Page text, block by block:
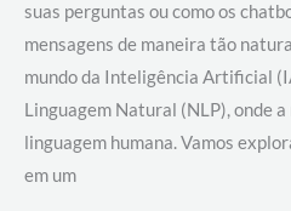
suas perguntas ou como os
mensagens de maneira tão
mundo da Inteligência Artificial
Linguagem Natural (NLP), onde
linguagem humana. Vamos
em um